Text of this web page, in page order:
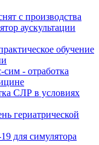
с производства
аускультации
обучение
- отработка
СЛР в условиях
гериатрической
для симулятора